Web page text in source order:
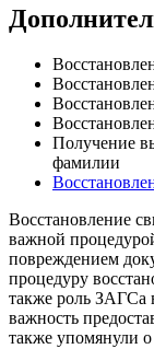
Получение
фамилии
Восстановление
важной
повреждением
процедуру
также роль ЗАГСа
важность
также упомянули